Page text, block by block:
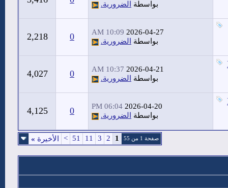
بواسطة الضرورية.
2026-04-27
10:09 AM
بواسطة
الضرورية. 0
2,218
2026-04-21
10:37 AM
بواسطة
الضرورية. 0
4,027
2026-04-20
06:04 PM
بواسطة
الضرورية. 0
4,125
صفحة 1 من 55 1
2
3
11
51
> الأخيرة »